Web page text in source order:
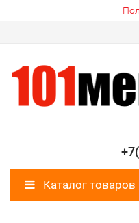
Каталог товаров